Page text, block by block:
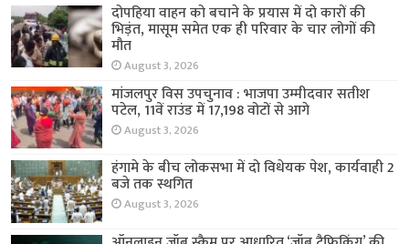
दोपहिया वाहन को बचाने के प्रयास में दो कारों की
भिड़ंत, मासूम समेत एक ही परिवार के चार लोगों की
मौत
August 3, 2026
मांजलपुर विस उपचुनाव : भाजपा उम्मीदवार सतीश
पटेल, 11वें राउंड में 17,198 वोटों से आगे
August 3, 2026
हंगामे के बीच लोकसभा में दो विधेयक पेश, कार्यवाही 2
बजे तक स्थगित
August 3, 2026